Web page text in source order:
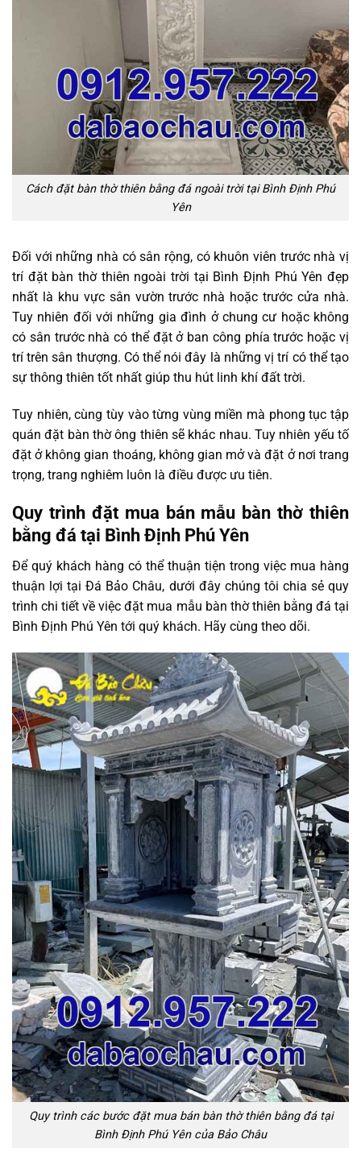
Cách đặt bàn thờ thiên bằng đá ngoài trời tại Bình Định Phú
Yên
Đối với những nhà có sân rộng, có khuôn viên trước nhà vị
trí đặt bàn thờ thiên ngoài trời tại Bình Định Phú Yên đẹp
nhất là khu vực sân vườn trước nhà hoặc trước cửa nhà.
Tuy nhiên đối với những gia đình ở chung cư hoặc không
có sân trước nhà có thể đặt ở ban công phía trước hoặc vị
trí trên sân thượng. Có thể nói đây là những vị trí có thể tạo
sự thông thiên tốt nhất giúp thu hút linh khí đất trời.
Tuy nhiên, cùng tùy vào từng vùng miền mà phong tục tập
quán đặt bàn thờ ông thiên sẽ khác nhau. Tuy nhiên yếu tố
đặt ở không gian thoáng, không gian mở và đặt ở nơi trang
trọng, trang nghiêm luôn là điều được ưu tiên.
Quy trình đặt mua bán mẫu bàn thờ thiên
bằng đá tại Bình Định Phú Yên
Để quý khách hàng có thể thuận tiện trong việc mua hàng
thuận lợi tại Đá Bảo Châu, dưới đây chúng tôi chia sẻ quy
trình chi tiết về việc đặt mua mẫu bàn thờ thiên bằng đá tại
Bình Định Phú Yên tới quý khách. Hãy cùng theo dõi.
Quy trình các bước đặt mua bán bàn thờ thiên bằng đá tại
Bình Định Phú Yên của Bảo Châu